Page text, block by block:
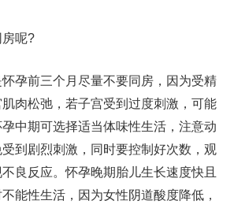
呢?
前三个月尽量不要同房，因为受精
肉松弛，若子宫受到过度刺激，可能
中期可选择适当体味性生活，注意动
到剧烈刺激，同时要控制好次数，观
良反应。怀孕晚期胎儿生长速度快且
能性生活，因为女性阴道酸度降低，